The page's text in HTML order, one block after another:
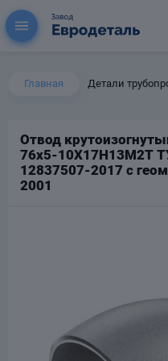
Главная Детали
Отвод
76х5-10Х17Н13М2Т
12837507-2017 с
2001
для труб
Колена для
Тройники